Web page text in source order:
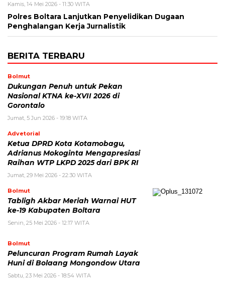
Kamis, 14 Mei 2026 - 11:30 WITA
Polres Boltara Lanjutkan Penyelidikan Dugaan
Penghalangan Kerja Jurnalistik
BERITA TERBARU
Bolmut
Dukungan Penuh untuk Pekan
Nasional KTNA ke-XVII 2026 di
Gorontalo
Jumat, 5 Jun 2026 - 19:18 WITA
Advetorial
Ketua DPRD Kota Kotamobagu,
Adrianus Mokoginta Mengapresiasi
Raihan WTP LKPD 2025 dari BPK RI
Jumat, 29 Mei 2026 - 22:30 WITA
Bolmut
Tabligh Akbar Meriah Warnai HUT
ke-19 Kabupaten Boltara
Senin, 25 Mei 2026 - 12:17 WITA
Bolmut
Peluncuran Program Rumah Layak
Huni di Bolaang Mongondow Utara
Sabtu, 23 Mei 2026 - 18:54 WITA